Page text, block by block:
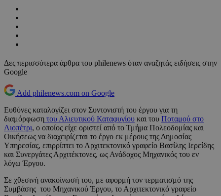
Δες περισσότερα άρθρα του philenews όταν αναζητάς ειδήσεις στην
Google
Add philenews.com on Google
Ευθύνες καταλογίζει στον Συντονιστή του έργου για τη
διαμόρφωση του Αλιευτικού Καταφυγίου και του Ποταμού στο
Λιοπέτρι, ο οποίος είχε οριστεί από το Τμήμα Πολεοδομίας και
Οικήσεως να διαχειρίζεται το έργο εκ μέρους της Δημοσίας
Υπηρεσίας, επιρρίπτει το Αρχιτεκτονικό γραφείο Βασίλης Ιερείδης
και Συνεργάτες Αρχιτέκτονες, ως Ανάδοχος Μηχανικός του εν
λόγω Έργου.
Σε χθεσινή ανακοίνωσή του, με αφορμή τον τερματισμό της
Συμβάσης του Μηχανικού Έργου, το Αρχιτεκτονικό γραφείο